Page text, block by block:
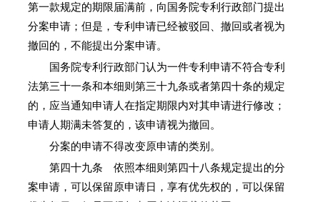
第一款规定的期限届满前，向国务院专利行政部门提出
分案申请；但是，专利申请已经被驳回、撤回或者视为
撤回的，不能提出分案申请。
国务院专利行政部门认为一件专利申请不符合专利
法第三十一条和本细则第三十九条或者第四十条的规定
的，应当通知申请人在指定期限内对其申请进行修改；
申请人期满未答复的，该申请视为撤回。
分案的申请不得改变原申请的类别。
第四十九条 依照本细则第四十八条规定提出的分
案申请，可以保留原申请日，享有优先权的，可以保留